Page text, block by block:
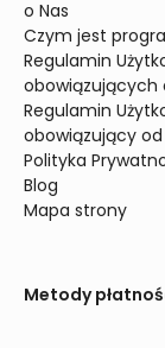
o Nas
Czym jest
Regulamin
obowiązujących
Regulamin
obowiązujący od
Polityka
Blog
Mapa strony
Metody